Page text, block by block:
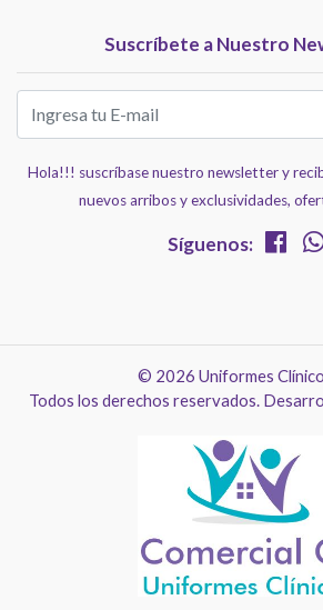
Suscríbete a Nuestro
Hola!!! suscríbase nuestro newsletter y
nuevos arribos y exclusividades,
Síguenos:
© 2026 Uniformes
Todos los derechos reservados.